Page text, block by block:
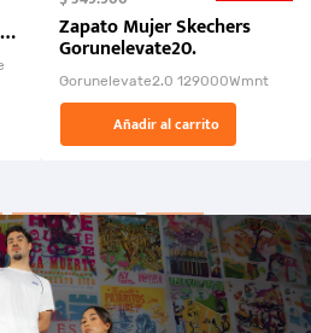
Zapato Mujer Skechers
Gorunelevate20.
Gorunelevate2.0 129000Wmnt
Añadir al carrito